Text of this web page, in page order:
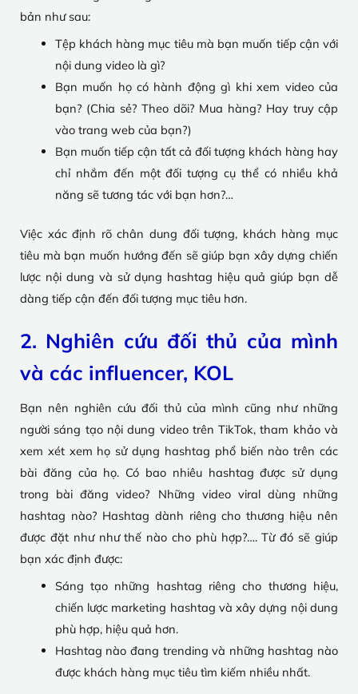
bản như sau:
Tệp khách hàng mục tiêu mà bạn muốn tiếp cận với
nội dung video là gì?
Bạn muốn họ có hành động gì khi xem video của
bạn? (Chia sẻ? Theo dõi? Mua hàng? Hay truy cập
vào trang web của bạn?)
Bạn muốn tiếp cận tất cả đối tượng khách hàng hay
chỉ nhắm đến một đối tượng cụ thể có nhiều khả
năng sẽ tương tác với bạn hơn?…
Việc xác định rõ chân dung đối tượng, khách hàng mục
tiêu mà bạn muốn hướng đến sẽ giúp bạn xây dựng chiến
lược nội dung và sử dụng hashtag hiệu quả giúp bạn dễ
dàng tiếp cận đến đối tượng mục tiêu hơn.
2. Nghiên cứu đối thủ của mình
và các influencer, KOL
Bạn nên nghiên cứu đối thủ của mình cũng như những
người sáng tạo nội dung video trên TikTok, tham khảo và
xem xét xem họ sử dụng hashtag phổ biến nào trên các
bài đăng của họ. Có bao nhiêu hashtag được sử dụng
trong bài đăng video? Những video viral dùng những
hashtag nào? Hashtag dành riêng cho thương hiệu nên
được đặt như như thế nào cho phù hợp?…. Từ đó sẽ giúp
bạn xác định được:
Sáng tạo những hashtag riêng cho thương hiệu,
chiến lược marketing hashtag và xây dựng nội dung
phù hợp, hiệu quả hơn.
Hashtag nào đang trending và những hashtag nào
được khách hàng mục tiêu tìm kiếm nhiều nhất.